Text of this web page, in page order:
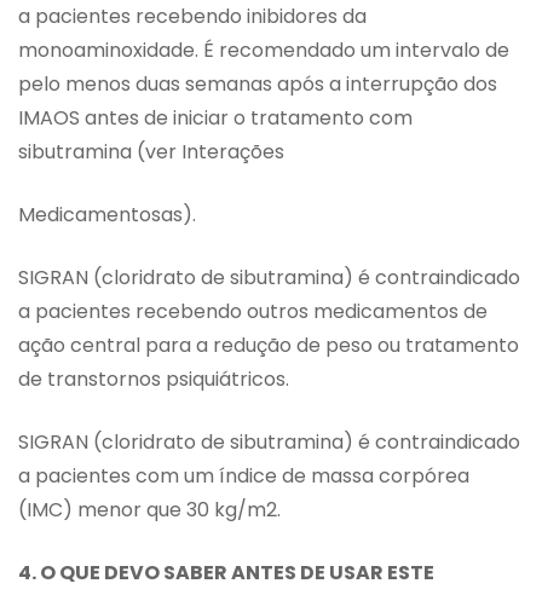
a pacientes recebendo inibidores da
monoaminoxidade. É recomendado um intervalo de
pelo menos duas semanas após a interrupção dos
IMAOS antes de iniciar o tratamento com
sibutramina (ver Interações
Medicamentosas).
SIGRAN (cloridrato de sibutramina) é contraindicado
a pacientes recebendo outros medicamentos de
ação central para a redução de peso ou tratamento
de transtornos psiquiátricos.
SIGRAN (cloridrato de sibutramina) é contraindicado
a pacientes com um índice de massa corpórea
(IMC) menor que 30 kg/m2.
4. O QUE DEVO SABER ANTES DE USAR ESTE